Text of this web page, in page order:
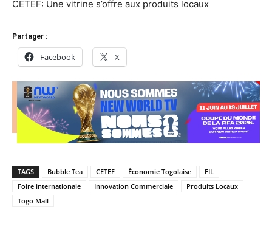
CETEF: Une vitrine s’offre aux produits locaux
Partager :
Facebook X
TAGS Bubble Tea CETEF Économie Togolaise
FIL
Foire internationale
Innovation Commerciale
Produits Locaux
Togo Mall